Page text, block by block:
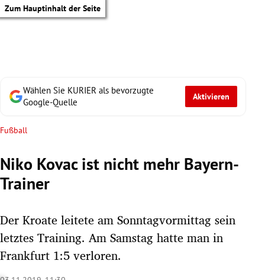
Zum Hauptinhalt der Seite
Untermenü
Untermenü
Wählen Sie KURIER als bevorzugte
Google-Quelle
Aktivieren
Fußball
Niko Kovac ist nicht mehr Bayern-
Trainer
Der Kroate leitete am Sonntagvormittag sein
letztes Training. Am Samstag hatte man in
Frankfurt 1:5 verloren.